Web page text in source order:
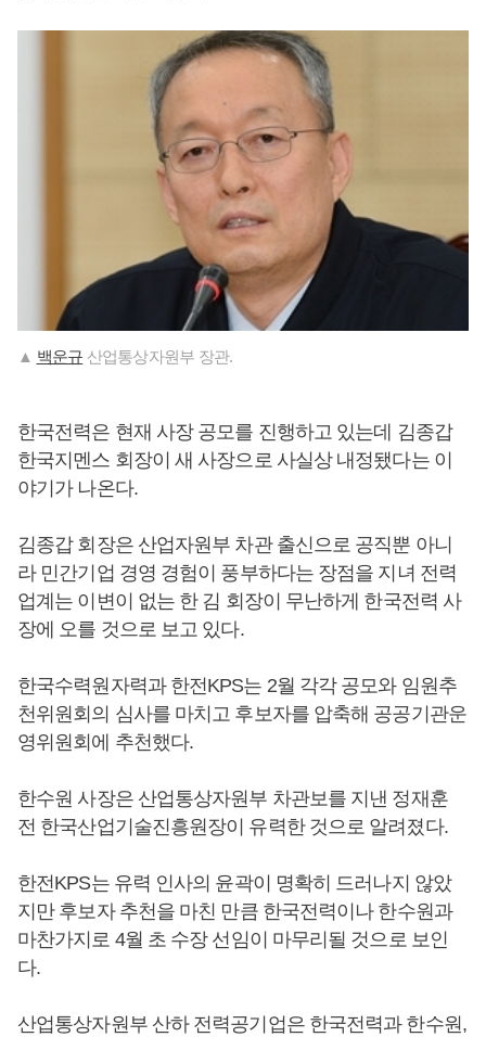
▲ 백운규 산업통상자원부 장관.
한국전력은 현재 사장 공모를 진행하고 있는데 김종갑
한국지멘스 회장이 새 사장으로 사실상 내정됐다는 이
야기가 나온다.
김종갑 회장은 산업자원부 차관 출신으로 공직뿐 아니
라 민간기업 경영 경험이 풍부하다는 장점을 지녀 전력
업계는 이변이 없는 한 김 회장이 무난하게 한국전력 사
장에 오를 것으로 보고 있다.
한국수력원자력과 한전KPS는 2월 각각 공모와 임원추
천위원회의 심사를 마치고 후보자를 압축해 공공기관운
영위원회에 추천했다.
한수원 사장은 산업통상자원부 차관보를 지낸 정재훈
전 한국산업기술진흥원장이 유력한 것으로 알려졌다.
한전KPS는 유력 인사의 윤곽이 명확히 드러나지 않았
지만 후보자 추천을 마친 만큼 한국전력이나 한수원과
마찬가지로 4월 초 수장 선임이 마무리될 것으로 보인
다.
산업통상자원부 산하 전력공기업은 한국전력과 한수원,